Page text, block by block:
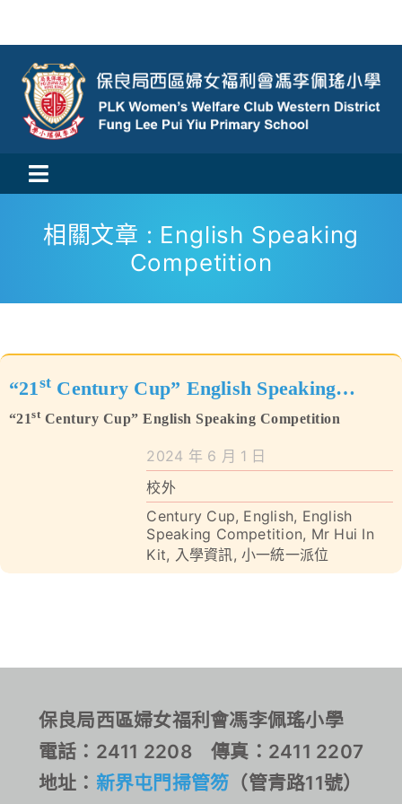
content
Toggle
Navigation
活動消息
學與教
校風及學生支援
學校特色
相關文章 : English Speaking
Competition
“21 st Century Cup” English Speaking
Competition
“21stCentury Cup” English Speaking Competition
2024 年 6 月 1 日
校外
Century Cup, English, English
Speaking Competition, Mr Hui In
Kit, 入學資訊,小一統一派位
保良局西區婦女福利會馮李佩瑤小學
電話：2411 2208 傳真：2411 2207
地址： 新界屯門掃管笏 （管青路11號）